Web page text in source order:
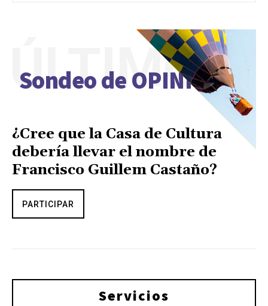
Sondeo de OPINIÓN
ÚLTIMO
¿Cree que la Casa de Cultura
debería llevar el nombre de
Francisco Guillem Castaño?
PARTICIPAR
Servicios